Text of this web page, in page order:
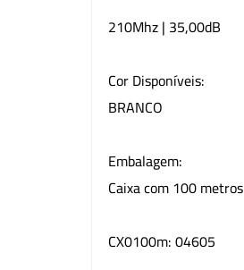
210Mhz | 35,00dB
Cor Disponíveis:
BRANCO
Embalagem:
Caixa com 100 metros
CX0100m: 04605